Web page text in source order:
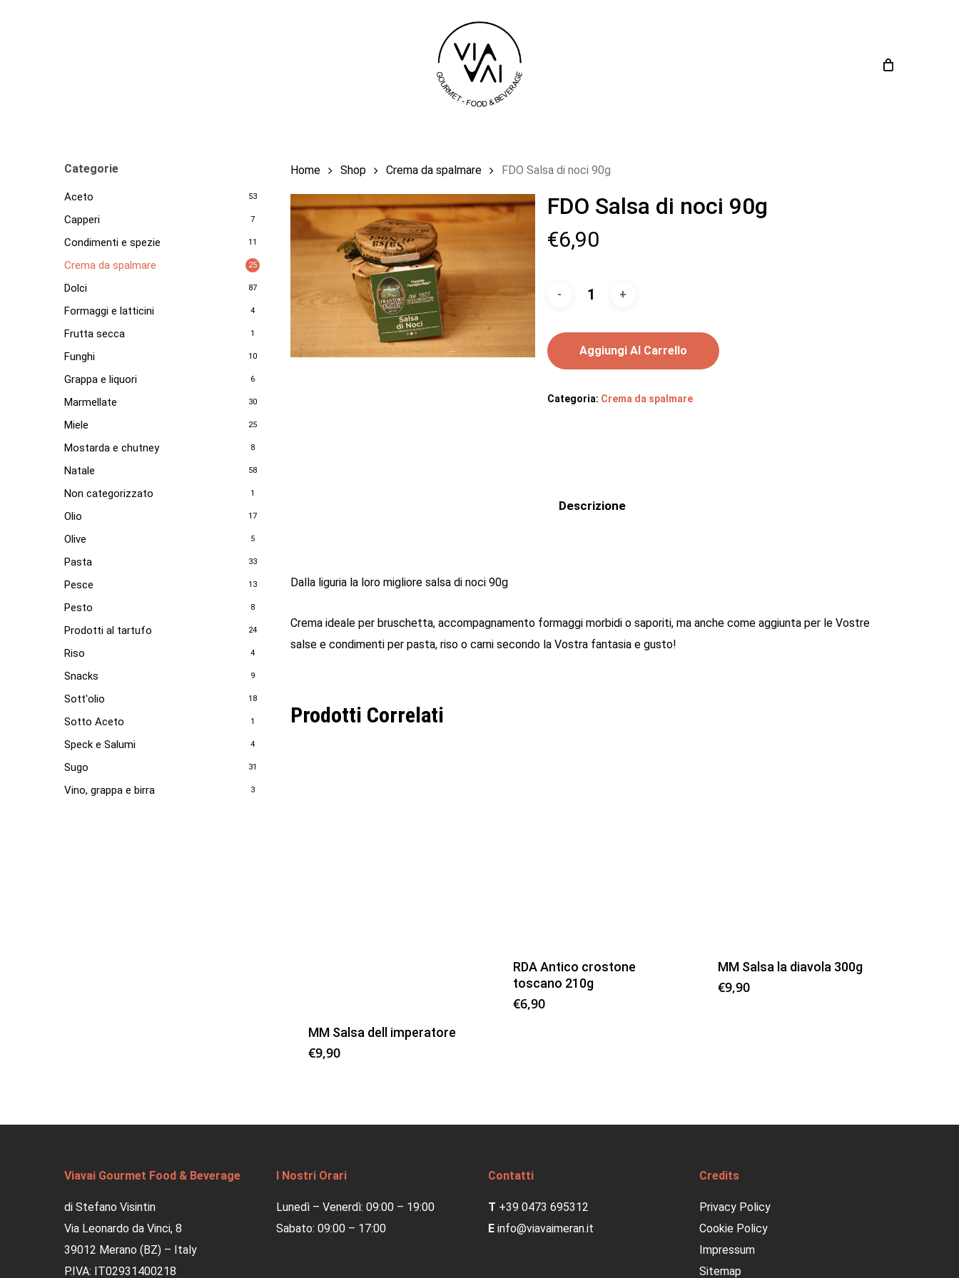
Categorie
Aceto 53
Capperi 7
Condimenti e spezie 11
Crema da spalmare 25
Dolci 87
Formaggi e latticini 4
Frutta secca 1
Funghi 10
Grappa e liquori 6
Marmellate 30
Miele 25
Mostarda e chutney 8
Natale 58
Non categorizzato 1
Olio 17
Olive 5
Pasta 33
Pesce 13
Pesto 8
Prodotti al tartufo 24
Riso 4
Snacks 9
Sott'olio 18
Sotto Aceto 1
Speck e Salumi 4
Sugo 31
Vino, grappa e birra 3
Home Shop Crema da spalmare FDO Salsa di noci 90g
FDO Salsa di noci 90g
€6,90
Aggiungi Al Carrello
Categoria: Crema da spalmare
Descrizione
Dalla liguria la loro migliore salsa di noci 90g
Crema ideale per bruschetta, accompagnamento formaggi morbidi o saporiti, ma anche come aggiunta per le Vostre
salse e condimenti per pasta, riso o carni secondo la Vostra fantasia e gusto!
Prodotti Correlati
MM Salsa dell imperatore
€9,90
RDA Antico crostone
toscano 210g
€6,90
MM Salsa la diavola 300g
€9,90
Viavai Gourmet Food & Beverage
di Stefano Visintin
Via Leonardo da Vinci, 8
39012 Merano (BZ) – Italy
P.IVA: IT02931400218
I Nostri Orari
Lunedì – Venerdì: 09:00 – 19:00
Sabato: 09:00 – 17:00
Contatti
T +39 0473 695312
E info@viavaimeran.it
Credits
Privacy Policy
Cookie Policy
Impressum
Sitemap